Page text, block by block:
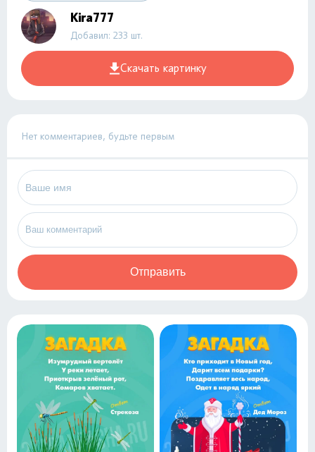
Kira777
Добавил: 233 шт.
Скачать картинку
Нет комментариев, будьте первым
Отправить